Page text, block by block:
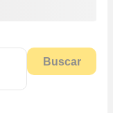
Buscar